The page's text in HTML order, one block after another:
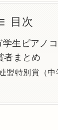
目次
生ピアノ
まとめ
盟特別賞（